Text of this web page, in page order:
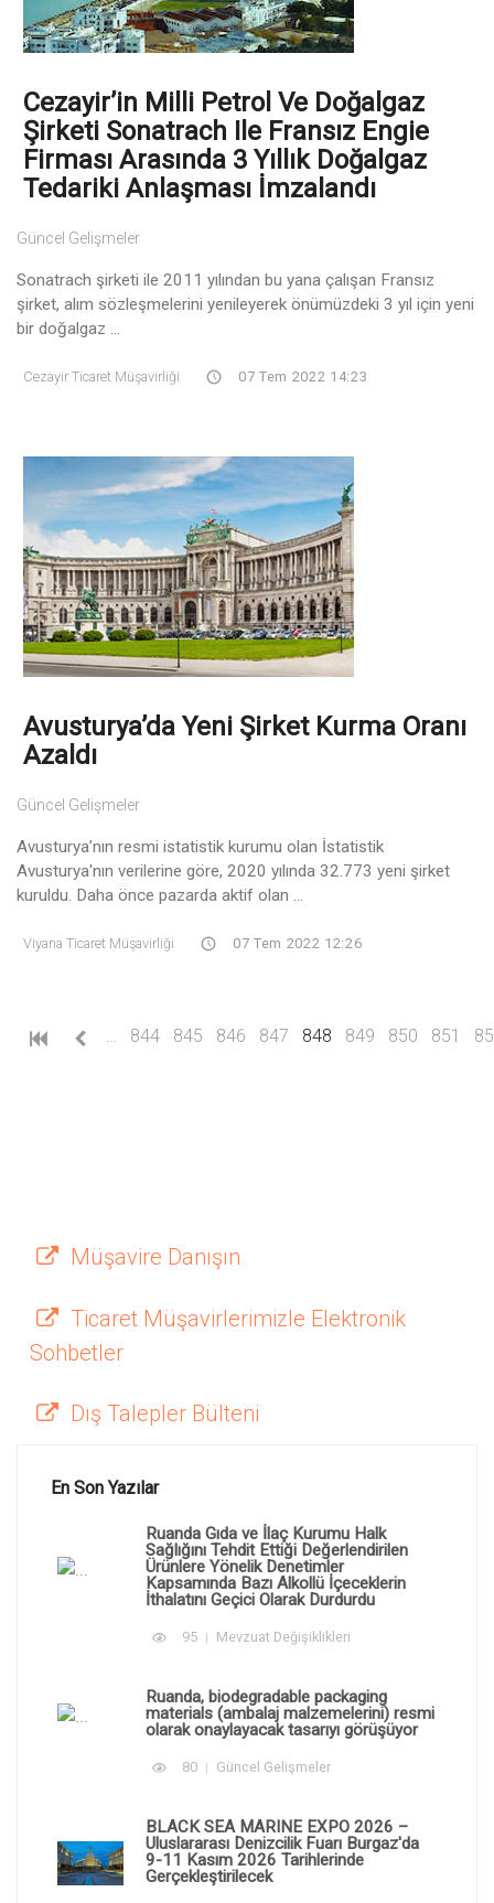
Cezayir’in Milli Petrol Ve Doğalgaz
Şirketi Sonatrach Ile Fransız Engie
Firması Arasında 3 Yıllık Doğalgaz
Tedariki Anlaşması İmzalandı
Güncel Gelişmeler
Sonatrach şirketi ile 2011 yılından bu yana çalışan Fransız
şirket, alım sözleşmelerini yenileyerek önümüzdeki 3 yıl için yeni
bir doğalgaz ...
Cezayir Ticaret Müşavirliği 07 Tem 2022 14:23
Avusturya’da Yeni Şirket Kurma Oranı
Azaldı
Güncel Gelişmeler
Avusturya’nın resmi istatistik kurumu olan İstatistik
Avusturya'nın verilerine göre, 2020 yılında 32.773 yeni şirket
kuruldu. Daha önce pazarda aktif olan ...
Viyana Ticaret Müşavirliği 07 Tem 2022 12:26
844 845 846 847 848 (current)
849 850 851
Müşavire Danışın
Ticaret Müşavirlerimizle Elektronik
Sohbetler
Dış Talepler Bülteni
En Son Yazılar
Ruanda Gıda ve İlaç Kurumu Halk
Sağlığını Tehdit Ettiği Değerlendirilen
Ürünlere Yönelik Denetimler
Kapsamında Bazı Alkollü İçeceklerin
İthalatını Geçici Olarak Durdurdu
95 Mevzuat Değişiklikleri
Ruanda, biodegradable packaging
materials (ambalaj malzemelerini) resmi
olarak onaylayacak tasarıyı görüşüyor
80 Güncel Gelişmeler
BLACK SEA MARINE EXPO 2026 –
Uluslararası Denizcilik Fuarı Burgaz'da
9-11 Kasım 2026 Tarihlerinde
Gerçekleştirilecek